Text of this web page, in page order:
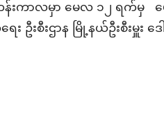
းကာလမှာ မေလ ၁၂ ရက်မှ
ဦးစီးဌာန မြို့နယ်ဦးစီးမှူး